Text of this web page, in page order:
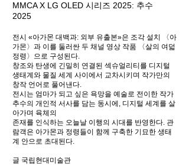
MMCA X LG OLED 시리즈 2025: 추수
2025
전시 «아가몬 대백과: 외부 유출본»은 조각 설치 〈아
가몬〉과 이를 둘러싼 두 채널 영상 작품 〈살의 여덟
정령〉으로 구성된다.
창조와 탄생에 긴밀히 연결된 섹슈얼리티를 디지털
생태계와 물질 세계 사이에서 교차시키며 작가만의
창작 언어로 풀어낸다.
전시는 엄마가 되고 싶은 욕망을 예술로 전이한 작가
추수의 개인적 서사를 담는 동시에, 디지털 세계를 살
아가며 육체의
존재를 인식하는 오늘날 이행의 시대를 반영한다. 관
람객은 아가몬과 정령들이 함께 구축한 기묘한 생태
계 안으로 초대된다.
​글 국립현대미술관